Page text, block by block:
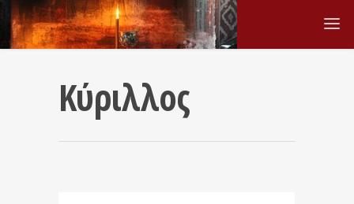
Κύριλλος